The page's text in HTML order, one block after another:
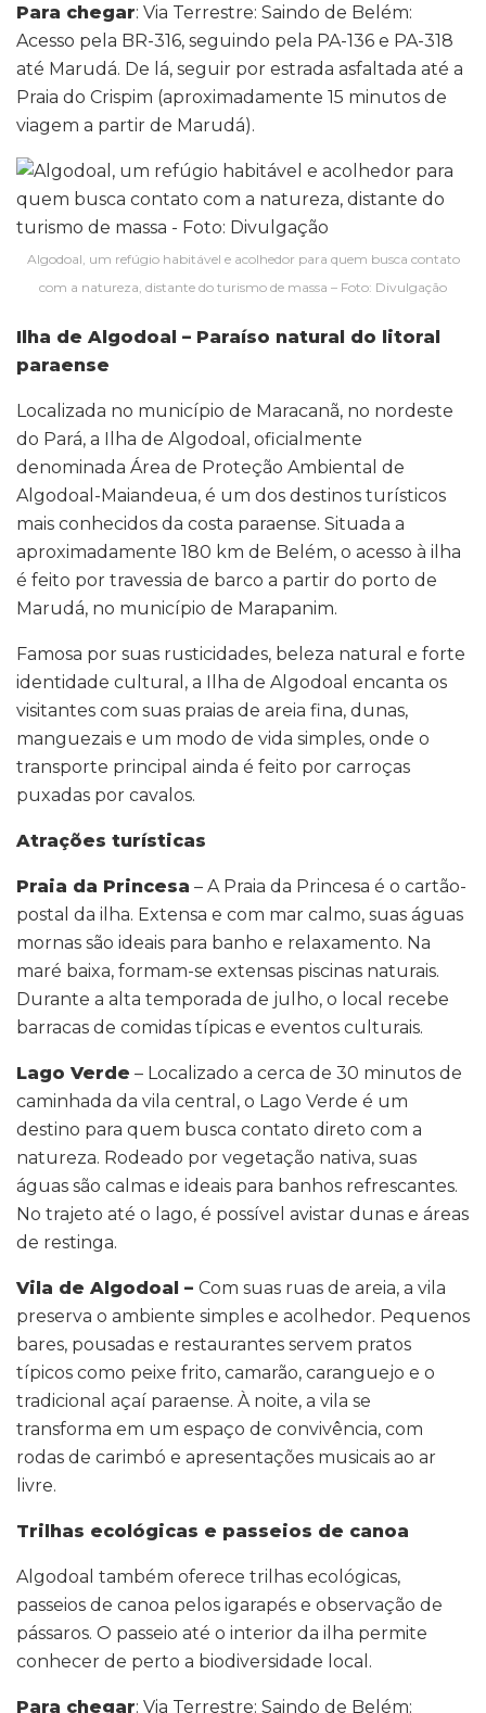
Para chegar: Via Terrestre: Saindo de Belém:
Acesso pela BR-316, seguindo pela PA-136 e PA-318
até Marudá. De lá, seguir por estrada asfaltada até a
Praia do Crispim (aproximadamente 15 minutos de
viagem a partir de Marudá).
Algodoal, um refúgio habitável e acolhedor para quem busca contato
com a natureza, distante do turismo de massa – Foto: Divulgação
Ilha de Algodoal – Paraíso natural do litoral
paraense
Localizada no município de Maracanã, no nordeste
do Pará, a Ilha de Algodoal, oficialmente
denominada Área de Proteção Ambiental de
Algodoal-Maiandeua, é um dos destinos turísticos
mais conhecidos da costa paraense. Situada a
aproximadamente 180 km de Belém, o acesso à ilha
é feito por travessia de barco a partir do porto de
Marudá, no município de Marapanim.
Famosa por suas rusticidades, beleza natural e forte
identidade cultural, a Ilha de Algodoal encanta os
visitantes com suas praias de areia fina, dunas,
manguezais e um modo de vida simples, onde o
transporte principal ainda é feito por carroças
puxadas por cavalos.
Atrações turísticas
Praia da Princesa – A Praia da Princesa é o cartão-
postal da ilha. Extensa e com mar calmo, suas águas
mornas são ideais para banho e relaxamento. Na
maré baixa, formam-se extensas piscinas naturais.
Durante a alta temporada de julho, o local recebe
barracas de comidas típicas e eventos culturais.
Lago Verde – Localizado a cerca de 30 minutos de
caminhada da vila central, o Lago Verde é um
destino para quem busca contato direto com a
natureza. Rodeado por vegetação nativa, suas
águas são calmas e ideais para banhos refrescantes.
No trajeto até o lago, é possível avistar dunas e áreas
de restinga.
Vila de Algodoal – Com suas ruas de areia, a vila
preserva o ambiente simples e acolhedor. Pequenos
bares, pousadas e restaurantes servem pratos
típicos como peixe frito, camarão, caranguejo e o
tradicional açaí paraense. À noite, a vila se
transforma em um espaço de convivência, com
rodas de carimbó e apresentações musicais ao ar
livre.
Trilhas ecológicas e passeios de canoa
Algodoal também oferece trilhas ecológicas,
passeios de canoa pelos igarapés e observação de
pássaros. O passeio até o interior da ilha permite
conhecer de perto a biodiversidade local.
Para chegar: Via Terrestre: Saindo de Belém: